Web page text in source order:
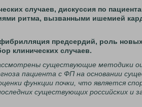
случаев, дискуссия по
ритма, вызванными ишемией
предсердий, роль
клинических случаев.
существующие методики
пациента с ФП на основании
функции почки, что является
существующих российских и